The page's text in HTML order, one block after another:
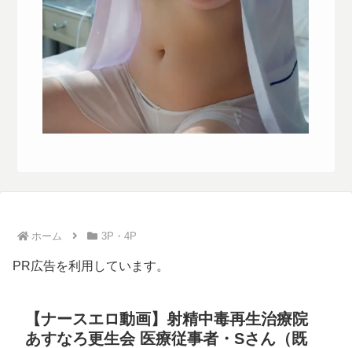
ホーム 3P・4P
PR広告を利用しています。
【ナースエロ動画】射精中毒再生治療院
あすなろ更生会 医療従事者・Sさん（既